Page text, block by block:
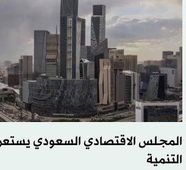
المجلس الاقتصادي السعودي
التنمية